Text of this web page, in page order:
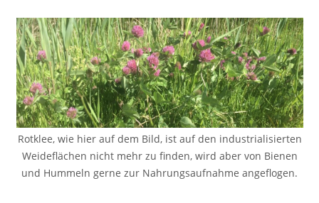
Rotklee, wie hier auf dem Bild, ist auf den industrialisierten
Weideflächen nicht mehr zu finden, wird aber von Bienen
und Hummeln gerne zur Nahrungsaufnahme angeflogen.